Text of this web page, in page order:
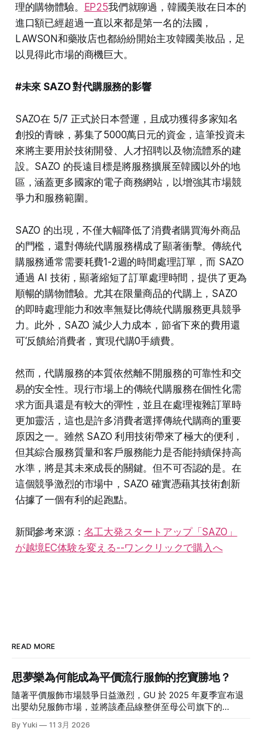
理的購物體驗。 EP25我們就聊過，韓國美妝在日本的
進口額已經超過一直以來都是第一名的法國，
LAWSON和藥妝店也都紛紛開始主攻韓國美妝品，足
以見得此市場的商機巨大。
#未來 SAZO 對代購服務的影響
SAZO在 5/7 正式於日本營運，且成功獲得多家知名
創投的青睞，募集了5000萬日元的資金，這筆投資未
來將主要用於技術開發、人才招聘以及物流體系的建
設。SAZO 的長遠目標是將服務擴展至韓國以外的地
區，涵蓋更多國家的電子商務網站，以增強其市場競
爭力和服務範圍。
SAZO 的出現，不僅大幅降低了消費者購買海外商品
的門檻，還對傳統代購服務構成了顯著衝擊。傳統代
購服務通常需要耗費1-2週的時間處理訂單，而 SAZO
通過 AI 技術，顯著縮短了訂單處理時間，提供了更為
順暢的購物體驗。尤其在限量商品的代購上，SAZO
的即時處理能力和效率無疑比傳統代購服務更具競爭
力。此外，SAZO 減少人力成本，節省下來的費用還
可‘反饋給消費者，實現代購0手續費。
然而，代購服務的本質依然離不開服務的可靠性和交
易的安全性。現行市場上的傳統代購服務在個性化需
求方面具還是有較大的彈性，並且在處理複雜訂單時
更加靈活，這也是許多消費者選擇傳統代購商的重要
原因之一。雖然 SAZO 利用技術帶來了極大的便利，
但其綜合服務質量和客戶服務能力是否能持續保持高
水準，將是其未來成長的關鍵。但不可否認的是。在
這個競爭激烈的市場中，SAZO 確實憑藉其技術創新
佔據了一個有利的起跑點。
新聞參考來源： 名工大発スタートアップ「SAZO」
が越境EC体験を変える--ワンクリックで購入へ
READ MORE
思夢樂為何能成為平價流行服飾的挖寶勝地？
隨著平價服飾市場競爭日益激烈，GU 於 2025 年夏季宣布退
出嬰幼兒服飾市場，並將該產品線整併至母公司旗下的
By Yuki 11 3月 2026